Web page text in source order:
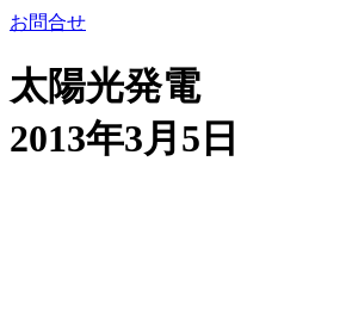
お問合せ
太陽光発電
2013年3月5日